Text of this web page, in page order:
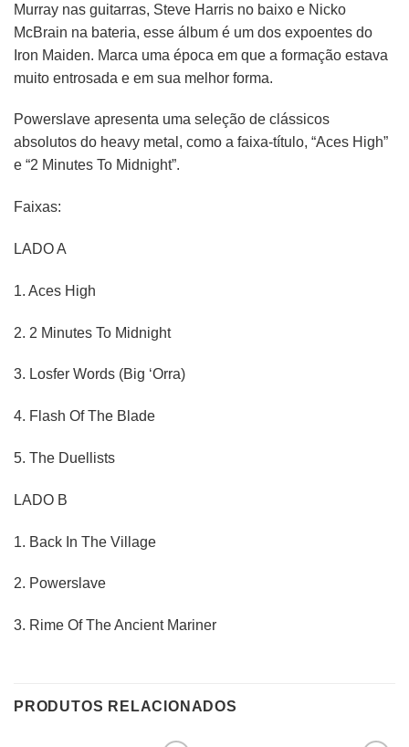
Murray nas guitarras, Steve Harris no baixo e Nicko
McBrain na bateria, esse álbum é um dos expoentes do
Iron Maiden. Marca uma época em que a formação estava
muito entrosada e em sua melhor forma.
Powerslave apresenta uma seleção de clássicos
absolutos do heavy metal, como a faixa-título, “Aces High”
e “2 Minutes To Midnight”.
Faixas:
LADO A
1. Aces High
2. 2 Minutes To Midnight
3. Losfer Words (Big ‘Orra)
4. Flash Of The Blade
5. The Duellists
LADO B
1. Back In The Village
2. Powerslave
3. Rime Of The Ancient Mariner
PRODUTOS RELACIONADOS